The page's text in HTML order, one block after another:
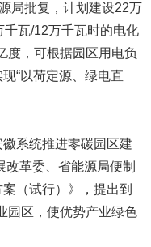
局批复，计划建设22万
瓦/12万千瓦时的电化
度，可根据园区用电负
“以荷定源、绿电直
系统推进零碳园区建
革委、省能源局便制
（试行）》，提出到
园区，使优势产业绿色